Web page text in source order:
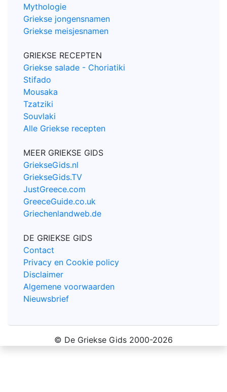
Mythologie
Griekse jongensnamen
Griekse meisjesnamen
GRIEKSE RECEPTEN
Griekse salade - Choriatiki
Stifado
Mousaka
Tzatziki
Souvlaki
Alle Griekse recepten
MEER GRIEKSE GIDS
GriekseGids.nl
GriekseGids.TV
JustGreece.com
GreeceGuide.co.uk
Griechenlandweb.de
DE GRIEKSE GIDS
Contact
Privacy en Cookie policy
Disclaimer
Algemene voorwaarden
Nieuwsbrief
© De Griekse Gids 2000-2026